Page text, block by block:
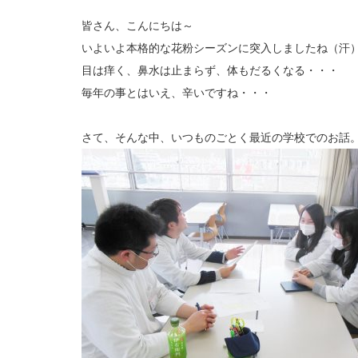
皆さん、こんにちは～
いよいよ本格的な花粉シーズンに突入しましたね（汗
目は痒く、鼻水は止まらず、体もだるくなる・・・
毎年の事とはいえ、辛いですね・・・
さて、そんな中、いつものごとく最近の学校でのお話